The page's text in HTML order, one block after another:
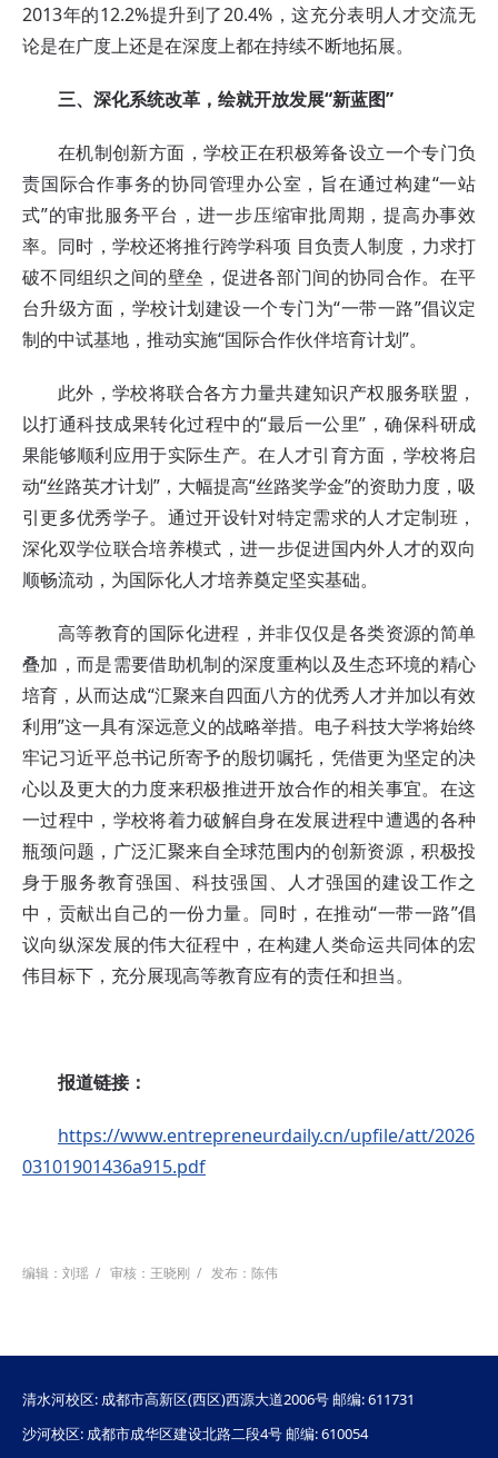
2013年的12.2%提升到了20.4%，这充分表明人才交流无
论是在广度上还是在深度上都在持续不断地拓展。
三、深化系统改革，绘就开放发展“新蓝图”
在机制创新方面，学校正在积极筹备设立一个专门负
责国际合作事务的协同管理办公室，旨在通过构建“一站
式”的审批服务平台，进一步压缩审批周期，提高办事效
率。同时，学校还将推行跨学科项 目负责人制度，力求打
破不同组织之间的壁垒，促进各部门间的协同合作。在平
台升级方面，学校计划建设一个专门为“一带一路”倡议定
制的中试基地，推动实施“国际合作伙伴培育计划”。
此外，学校将联合各方力量共建知识产权服务联盟，
以打通科技成果转化过程中的“最后一公里”，确保科研成
果能够顺利应用于实际生产。在人才引育方面，学校将启
动“丝路英才计划”，大幅提高“丝路奖学金”的资助力度，吸
引更多优秀学子。通过开设针对特定需求的人才定制班，
深化双学位联合培养模式，进一步促进国内外人才的双向
顺畅流动，为国际化人才培养奠定坚实基础。
高等教育的国际化进程，并非仅仅是各类资源的简单
叠加，而是需要借助机制的深度重构以及生态环境的精心
培育，从而达成“汇聚来自四面八方的优秀人才并加以有效
利用”这一具有深远意义的战略举措。电子科技大学将始终
牢记习近平总书记所寄予的殷切嘱托，凭借更为坚定的决
心以及更大的力度来积极推进开放合作的相关事宜。在这
一过程中，学校将着力破解自身在发展进程中遭遇的各种
瓶颈问题，广泛汇聚来自全球范围内的创新资源，积极投
身于服务教育强国、科技强国、人才强国的建设工作之
中，贡献出自己的一份力量。同时，在推动“一带一路”倡
议向纵深发展的伟大征程中，在构建人类命运共同体的宏
伟目标下，充分展现高等教育应有的责任和担当。
报道链接：
https://www.entrepreneurdaily.cn/upfile/att/2026
03101901436a915.pdf
编辑：刘瑶 / 审核：王晓刚 / 发布：陈伟
清水河校区: 成都市高新区(西区)西源大道2006号 邮编: 611731
沙河校区: 成都市成华区建设北路二段4号 邮编: 610054